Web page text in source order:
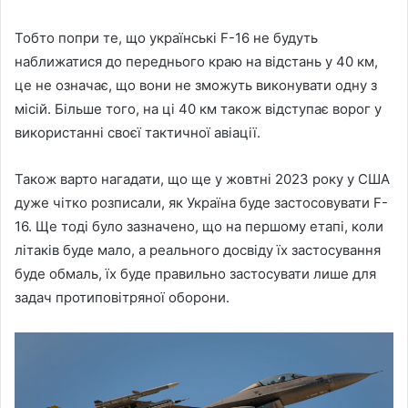
Тобто попри те, що українські F-16 не будуть
наближатися до переднього краю на відстань у 40 км,
це не означає, що вони не зможуть виконувати одну з
місій. Більше того, на ці 40 км також відступає ворог у
використанні своєї тактичної авіації.
Також варто нагадати, що ще у жовтні 2023 року у США
дуже чітко розписали, як Україна буде застосовувати F-
16. Ще тоді було зазначено, що на першому етапі, коли
літаків буде мало, а реального досвіду їх застосування
буде обмаль, їх буде правильно застосувати лише для
задач протиповітряної оборони.